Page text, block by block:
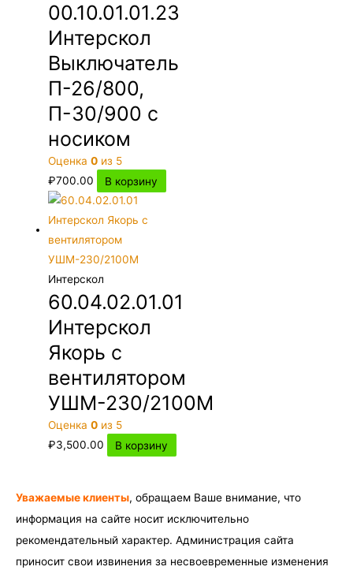
00.10.01.01.23
Интерскол
Выключатель
П-26/800,
П-30/900 с
носиком
Оценка0 из 5
₽700.00 В корзину
Интерскол
60.04.02.01.01
Интерскол
Якорь с
вентилятором
УШМ-230/2100М
Оценка0 из 5
₽3,500.00 В корзину
Уважаемые клиенты, обращаем Ваше внимание, что
информация на сайте носит исключительно
рекомендательный характер. Администрация сайта
приносит свои извинения за несвоевременные изменения